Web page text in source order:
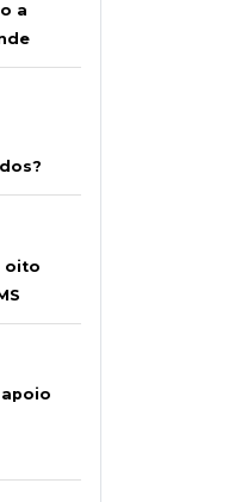
a
oito